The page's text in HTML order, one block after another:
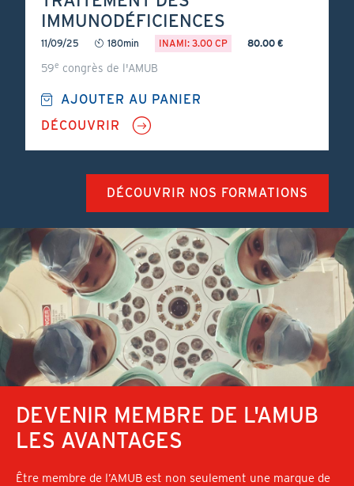
IMMUNODÉFICIENCES
11/09/25 180min INAMI: 3.00 CP 80.00 €
59e congrès de l'AMUB
AJOUTER AU PANIER
DÉCOUVRIR
DÉCOUVRIR NOS FORMATIONS
Contents
DEVENIR MEMBRE DE L'AMUB
LES AVANTAGES
Être membre de l’AMUB est non seulement une marque de